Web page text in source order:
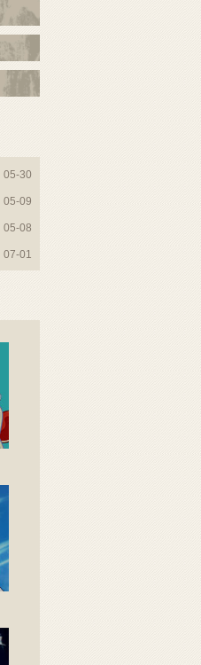
05-30
05-09
05-08
07-01